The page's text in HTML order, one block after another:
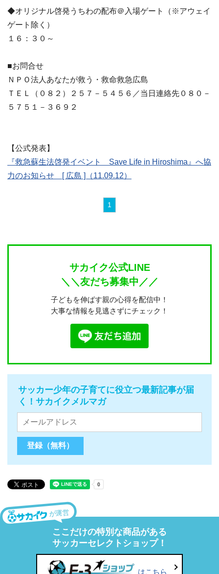
◆オリジナル啓発うちわの配布＠入場ゲート（※アウェイ
ゲート除く）
１６：３０～
■お問合せ
ＮＰＯ法人あなたが救う・救命救急広島
ＴＥＬ（０８２）２５７－５４５６／当日連絡先０８０－
５７５１－３６９２
【公式発表】
『救急蘇生法啓発イベント Save Life in Hiroshima』へ協
力のお知らせ [ 広島 ]（11.09.12）
1
サカイク公式LINE
＼＼友だち募集中／／
子どもを伸ばす親の心得を配信中！
大事な情報を見逃さずにチェック！
サッカー少年の子育てに役立つ最新記事が届
く！サカイクメルマガ
が運営
ここだけの特別な商品がある
サッカーセレクトショップ！
はこちら